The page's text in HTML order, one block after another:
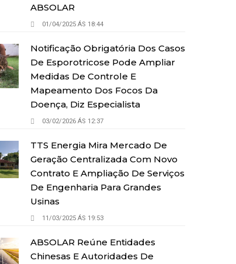
ABSOLAR
01/04/2025 ÁS 18:44
Notificação Obrigatória Dos Casos
De Esporotricose Pode Ampliar
Medidas De Controle E
Mapeamento Dos Focos Da
Doença, Diz Especialista
03/02/2026 ÁS 12:37
TTS Energia Mira Mercado De
Geração Centralizada Com Novo
Contrato E Ampliação De Serviços
De Engenharia Para Grandes
Usinas
11/03/2025 ÁS 19:53
ABSOLAR Reúne Entidades
Chinesas E Autoridades De